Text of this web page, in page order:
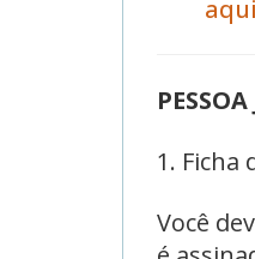
aqui
1. Ficha
Você